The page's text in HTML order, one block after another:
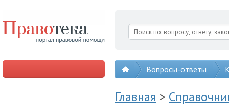
Вопросы-ответы
Главная >